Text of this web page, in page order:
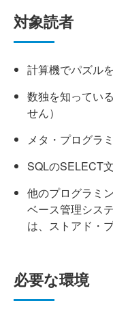
対象読者
計算機でパズル
数独を知ってい
せん）
メタ・プログラ
SQLのSELECT
他のプログラミ
ベース管理シス
は、ストアド・
必要な環境